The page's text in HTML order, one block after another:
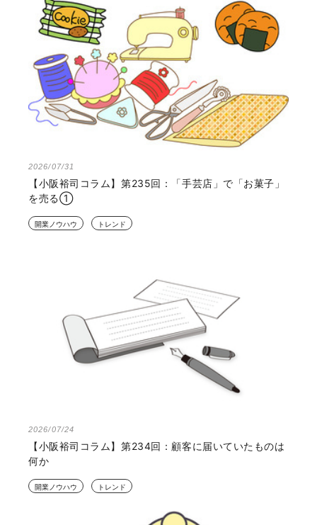
2026/07/31
【小阪裕司コラム】第235回：「手芸店」で「お菓子」
を売る①
開業ノウハウ トレンド
2026/07/24
【小阪裕司コラム】第234回：顧客に届いていたものは
何か
開業ノウハウ トレンド